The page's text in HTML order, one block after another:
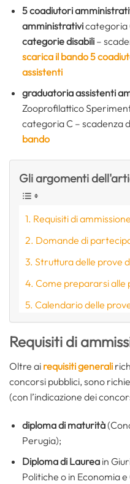
5 coadiutori
amministrativicategoria
categorie disabili –
scarica il bando 5
assistenti
graduatoria assistenti
Zooprofilattico
categoria C – scadenza
bando
Gli argomenti
Requisiti di ammissione
Domande di
Struttura delle prove
Come prepararsi alle
Calendario delle
Requisiti di
Oltre ai requisiti generali
concorsi pubblici, sono
(con l’indicazione dei
diploma di maturità
Perugia);
Diploma di Laureain
Politiche o in Economia